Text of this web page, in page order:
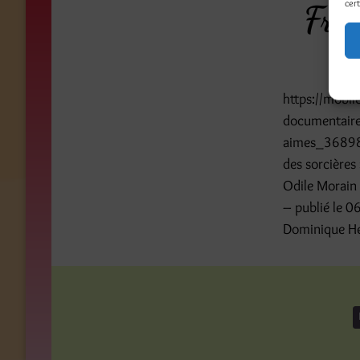
https://
des
Odile
– publié le
Dominique